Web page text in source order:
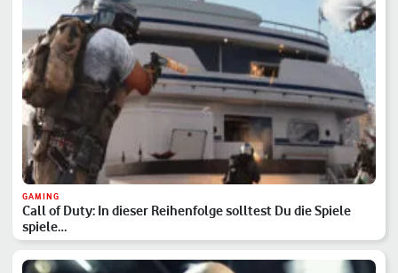
GAMING
Call of Duty: In dieser Reihenfolge solltest Du die Spiele
spiele…